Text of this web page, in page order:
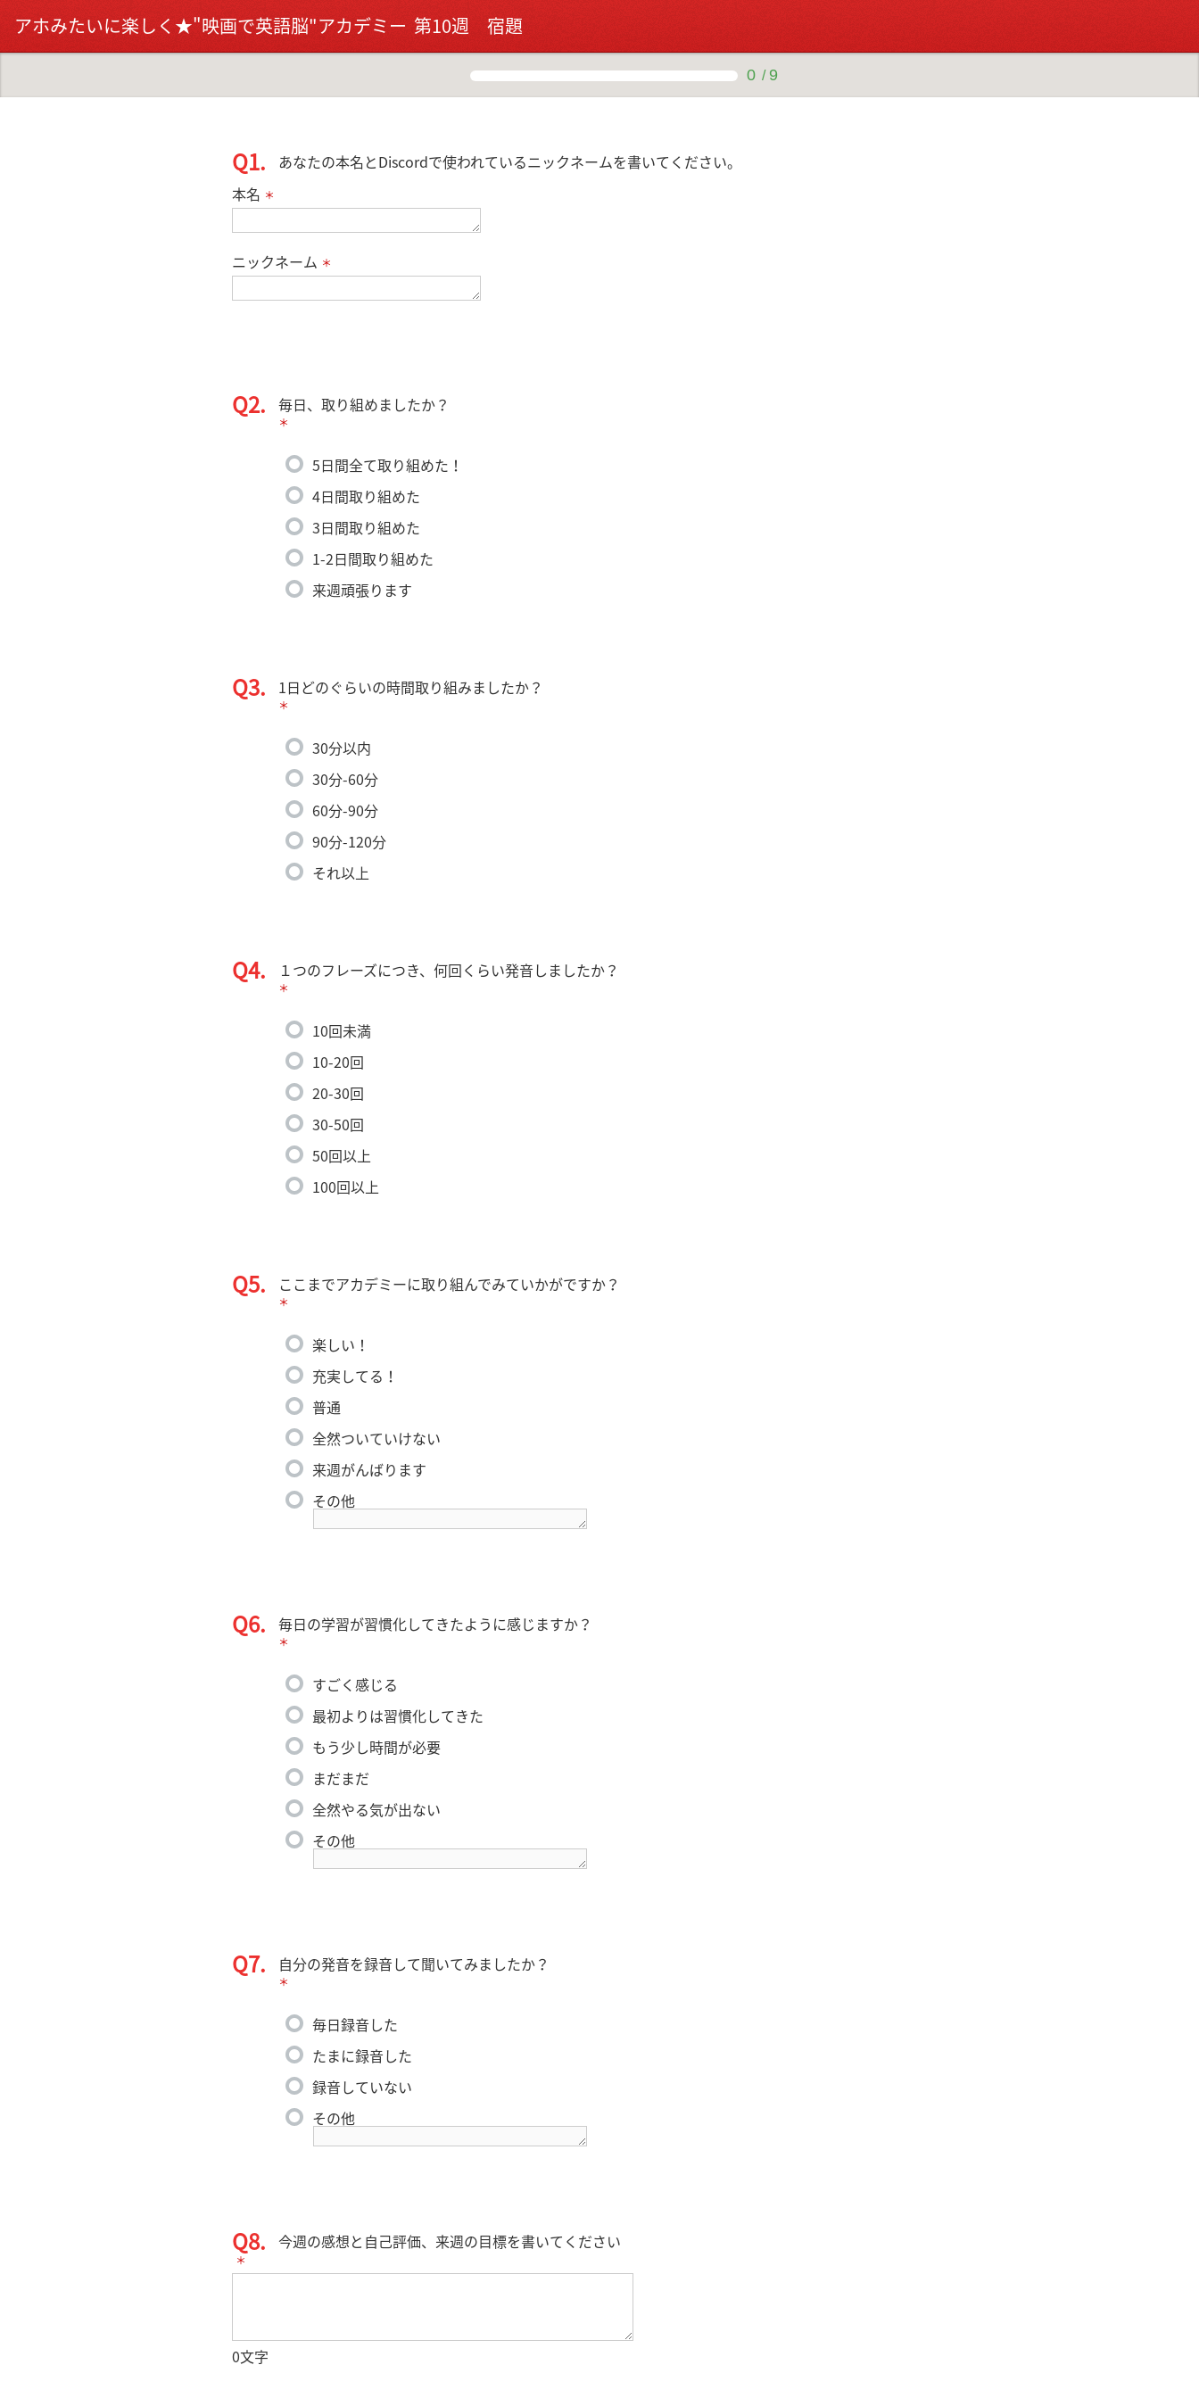
アホみたいに楽しく★"映画で英語脳"アカデミー 第10週 宿題
0 / 9
Q1.
あなたの本名とDiscordで使われているニックネームを書いてください。
本名 ＊
ニックネーム ＊
Q2. 毎日、取り組めましたか？
＊
5日間全て取り組めた！
4日間取り組めた
3日間取り組めた
1-2日間取り組めた
来週頑張ります
Q3. 1日どのぐらいの時間取り組みましたか？
＊
30分以内
30分-60分
60分-90分
90分-120分
それ以上
Q4. １つのフレーズにつき、何回くらい発音しましたか？
＊
10回未満
10-20回
20-30回
30-50回
50回以上
100回以上
Q5. ここまでアカデミーに取り組んでみていかがですか？
＊
楽しい！
充実してる！
普通
全然ついていけない
来週がんばります
その他
Q6. 毎日の学習が習慣化してきたように感じますか？
＊
すごく感じる
最初よりは習慣化してきた
もう少し時間が必要
まだまだ
全然やる気が出ない
その他
Q7. 自分の発音を録音して聞いてみましたか？
＊
毎日録音した
たまに録音した
録音していない
その他
Q8. 今週の感想と自己評価、来週の目標を書いてください
＊
0文字